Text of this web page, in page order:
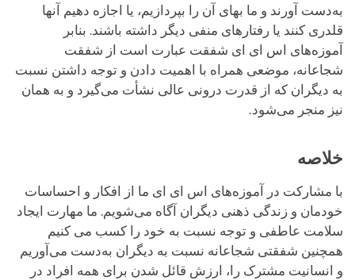
به‌دست آورند و ما بهای آن را بپردازیم، یا اجازه دهیم آنها
قلدری کنند یا رفتارهای منفی دیگر داشته باشند. بنابر
آموزه‌های اس ای ای شفقت عبارت است از شفقت
شجاعانه، موضعی همراه با اهمیت دادن و توجه داشتن نسبت
به دیگران که از قدرت درونی عالی نشأت می‌گیرد و به همان
نیز منجر می‌شود.
خلاصه
با مشارکت در آموزه‌های اس ای ای ما از افکار و احساسات
خودمان و زندگی ذهنی دیگران آگاه می‌شویم. ما مهارت ایجاد
سلامت عاطفی و توجه نسبت به خود را کسب می کنیم
همچنین شفقتی شجاعانه نسبت به دیگران به‌دست می‌آوریم
و انسانیت مشترک را، ارزش قائل شدن برای همه افراد در